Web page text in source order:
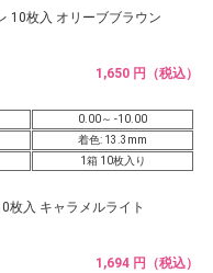
10枚入 オリーブブラウン
1,650 円（税込）
0.00～ -10.00
着色: 13.3mm
1箱 10枚入り
枚入 キャラメルライト
1,694 円（税込）